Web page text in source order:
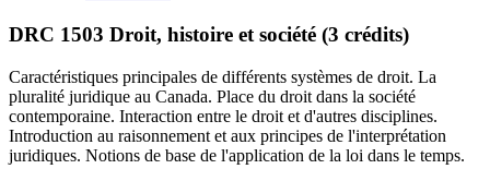
DRC 1503 Droit, histoire et société (3 crédits)
Caractéristiques principales de différents systèmes de droit. La
pluralité juridique au Canada. Place du droit dans la société
contemporaine. Interaction entre le droit et d'autres disciplines.
Introduction au raisonnement et aux principes de l'interprétation
juridiques. Notions de base de l'application de la loi dans le temps.